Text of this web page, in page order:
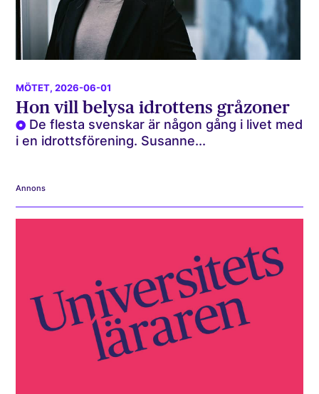
MÖTET, 2026-06-01
Hon vill belysa idrottens gråzoner
De flesta svenskar är någon gång i livet med
i en idrottsförening. Susanne...
Annons